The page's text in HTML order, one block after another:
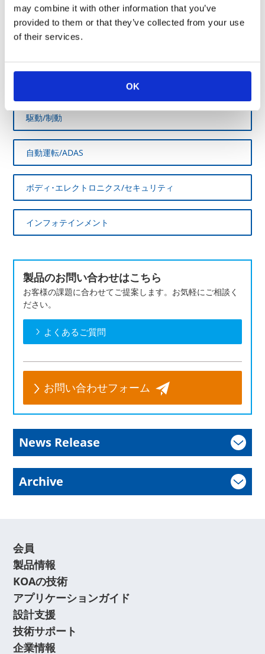
may combine it with other information that you’ve
provided to them or that they’ve collected from your use
of their services.
OK
パワーユニット(ICE)
駆動/制動
自動運転/ADAS
ボディ･エレクトロニクス/セキュリティ
インフォテインメント
製品のお問い合わせはこちら
お客様の課題に合わせてご提案します。お気軽にご相談く
ださい。
よくあるご質問
お問い合わせフォーム
News Release
Archive
会員
製品情報
KOAの技術
アプリケーションガイド
設計支援
技術サポート
企業情報